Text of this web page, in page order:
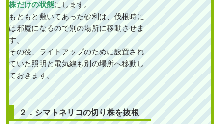
株だけの状態にします。
もともと敷いてあった砂利は、伐根時に
は邪魔になるので別の場所に移動させま
す。
その後、ライトアップのために設置され
ていた照明と電気線も別の場所へ移動し
ておきます。
２．シマトネリコの切り株を抜根